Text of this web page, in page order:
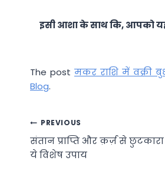
इसी आशा के साथ कि, आपको
The post मकर राशि में वक्री
Blog.
Post
navigation
PREVIOUS
संतान प्राप्ति और क़र्ज़ से
ये विशेष उपाय